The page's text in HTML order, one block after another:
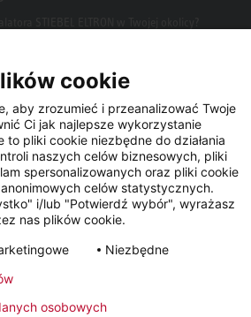
YouTube LinkedIn
cookie
aby zrozumieć i przeanalizować Twoje
Ci jak najlepsze wykorzystanie
to pliki cookie niezbędne do działania
naszych celów biznesowych, pliki
spersonalizowanych oraz pliki cookie
celów statystycznych.
i/lub "Potwierdź wybór", wyrażasz
nas plików cookie.
Niezbędne
osobowych